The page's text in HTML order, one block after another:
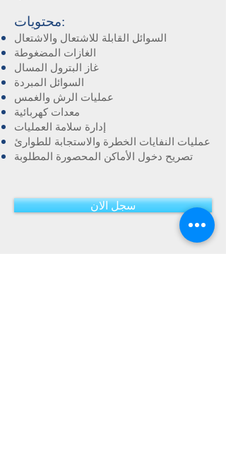
محتويات:
السوائل القابلة للاشتعال والاشتعال
الغازات المضغوطة
غاز البترول المسال
السوائل المبردة
عمليات الرش والغمس
معدات كهربائية
إدارة سلامة العمليات
عمليات النفايات الخطرة والاستجابة للطوارئ
تصريح دخول الأماكن المحصورة المطلوبة
سجل الان